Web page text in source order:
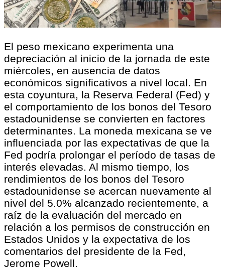
El peso mexicano experimenta una
depreciación al inicio de la jornada de este
miércoles, en ausencia de datos
económicos significativos a nivel local. En
esta coyuntura, la Reserva Federal (Fed) y
el comportamiento de los bonos del Tesoro
estadounidense se convierten en factores
determinantes. La moneda mexicana se ve
influenciada por las expectativas de que la
Fed podría prolongar el período de tasas de
interés elevadas. Al mismo tiempo, los
rendimientos de los bonos del Tesoro
estadounidense se acercan nuevamente al
nivel del 5.0% alcanzado recientemente, a
raíz de la evaluación del mercado en
relación a los permisos de construcción en
Estados Unidos y la expectativa de los
comentarios del presidente de la Fed,
Jerome Powell.